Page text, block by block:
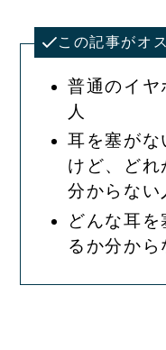
この記事がオ
普通のイヤ
人
耳を塞がな
けど、ど
分からない
どんな耳
るか分から